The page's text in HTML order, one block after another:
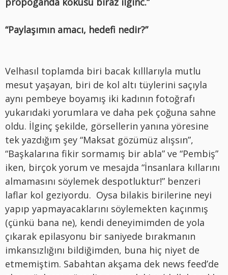
“Paylaşımın amacı, hedefi nedir?”
Velhasıl toplamda biri bacak kılllarıyla mutlu
mesut yaşayan, biri de kol altı tüylerini saçıyla
aynı pembeye boyamış iki kadının fotoğrafı
yukarıdaki yorumlara ve daha pek çoğuna sahne
oldu. İlginç şekilde, görsellerin yanına yöresine
tek yazdığım şey “Maksat gözümüz alışsın”,
“Başkalarına fikir sormamış bir abla” ve “Pembiş”
iken, birçok yorum ve mesajda “İnsanlara kıllarını
almamasını söylemek despotluktur!” benzeri
laflar kol geziyordu. Oysa bilakis birilerine neyi
yapıp yapmayacaklarını söylemekten kaçınmış
(çünkü bana ne), kendi deneyimimden de yola
çıkarak epilasyonu bir saniyede bırakmanın
imkansızlığını bildiğimden, buna hiç niyet de
etmemiştim. Sabahtan akşama dek news feed’de